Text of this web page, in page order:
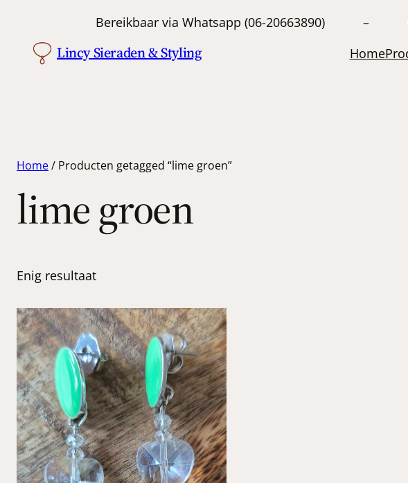
Bereikbaar via Whatsapp (06-20663890) –
Lincy Sieraden & Styling Home
Home/ Producten getagged “lime groen”
lime groen
Enig resultaat